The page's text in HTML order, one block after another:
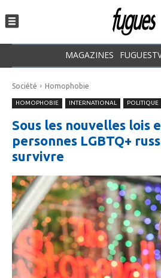
MAGAZINES
Société Homophobie
HOMOPHOBIE INTERNATIONAL POLITIQUE
Sous les nouvelles lois
personnes LGBTQ+
survivre